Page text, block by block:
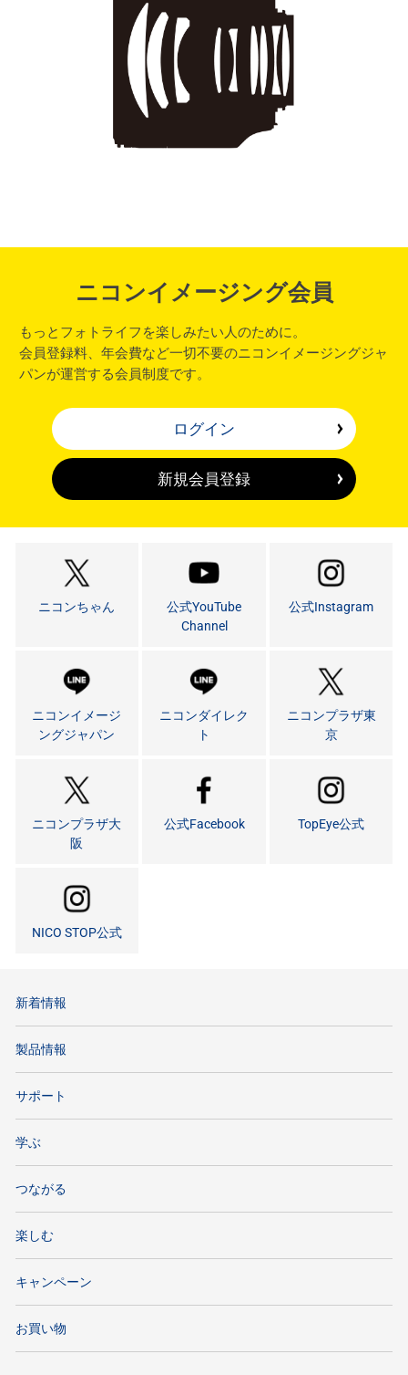
ニコンイメージング会員
もっとフォトライフを楽しみたい人のために。
会員登録料、年会費など一切不要のニコンイメージングジャ
パンが運営する会員制度です。
ログイン
新規会員登録
ニコンちゃん
公式YouTube
Channel
公式Instagram
ニコンイメージ
ングジャパン
ニコンダイレク
ト
ニコンプラザ東
京
ニコンプラザ大
阪
公式Facebook TopEye公式
NICO STOP公式
新着情報
製品情報
サポート
学ぶ
つながる
楽しむ
キャンペーン
お買い物